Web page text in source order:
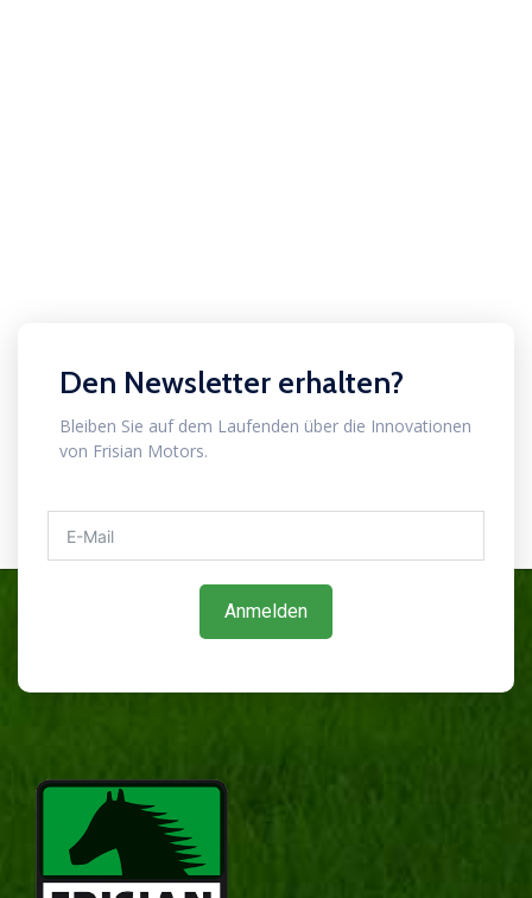
Den Newsletter erhalten?
Bleiben Sie auf dem Laufenden über die Innovationen
von Frisian Motors.
Anmelden